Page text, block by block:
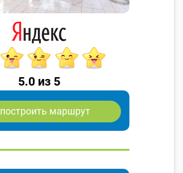
5.0 из 5
построить маршрут